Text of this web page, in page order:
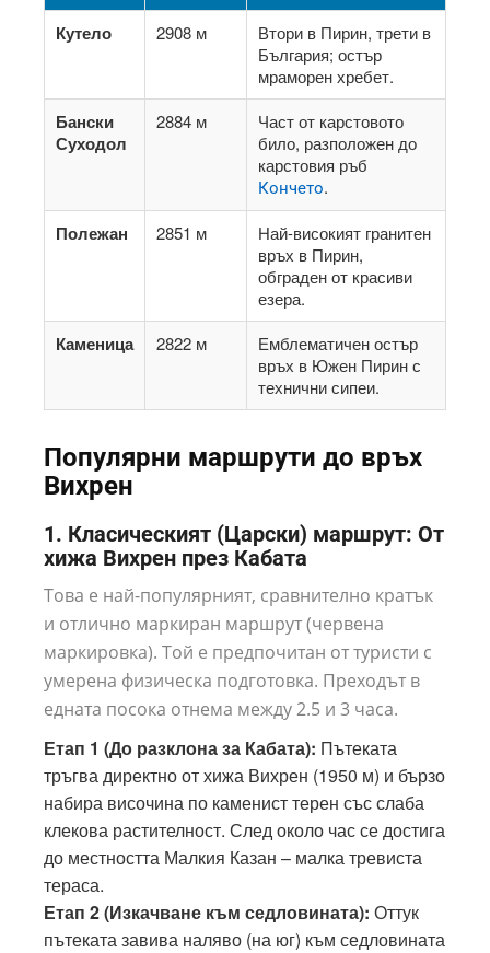
Кутело 2908 м
Втори в Пирин, трети в
България; остър
мраморен хребет.
Бански
Суходол
2884 м
Част от карстовото
било, разположен до
карстовия ръб
Кончето.
Полежан 2851 м
Най-високият гранитен
връх в Пирин,
обграден от красиви
езера.
Каменица 2822 м
Емблематичен остър
връх в Южен Пирин с
технични сипеи.
Популярни маршрути до връх
Вихрен
1. Класическият (Царски) маршрут: От
хижа Вихрен през Кабата
Това е най-популярният, сравнително кратък
и отлично маркиран маршрут (червена
маркировка). Той е предпочитан от туристи с
умерена физическа подготовка. Преходът в
едната посока отнема между 2.5 и 3 часа.
Етап 1 (До разклона за Кабата): Пътеката
тръгва директно от хижа Вихрен (1950 м) и бързо
набира височина по каменист терен със слаба
клекова растителност. След около час се достига
до местността Малкия Казан – малка тревиста
тераса.
Етап 2 (Изкачване към седловината): Оттук
пътеката завива наляво (на юг) към седловината